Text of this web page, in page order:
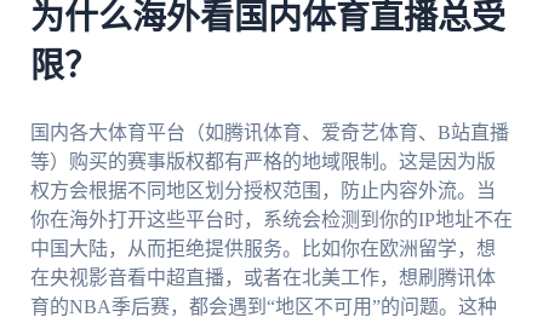
为什么海外看国内体育直播总受
限？
国内各大体育平台（如腾讯体育、爱奇艺体育、B站直播
等）购买的赛事版权都有严格的地域限制。这是因为版
权方会根据不同地区划分授权范围，防止内容外流。当
你在海外打开这些平台时，系统会检测到你的IP地址不在
中国大陆，从而拒绝提供服务。比如你在欧洲留学，想
在央视影音看中超直播，或者在北美工作，想刷腾讯体
育的NBA季后赛，都会遇到“地区不可用”的问题。这种